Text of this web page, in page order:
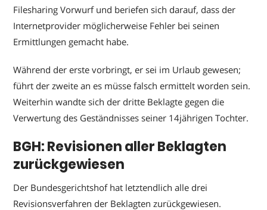
Filesharing Vorwurf und beriefen sich darauf, dass der
Internetprovider möglicherweise Fehler bei seinen
Ermittlungen gemacht habe.
Während der erste vorbringt, er sei im Urlaub gewesen;
führt der zweite an es müsse falsch ermittelt worden sein.
Weiterhin wandte sich der dritte Beklagte gegen die
Verwertung des Geständnisses seiner 14jährigen Tochter.
BGH: Revisionen aller Beklagten
zurückgewiesen
Der Bundesgerichtshof hat letztendlich alle drei
Revisionsverfahren der Beklagten zurückgewiesen.